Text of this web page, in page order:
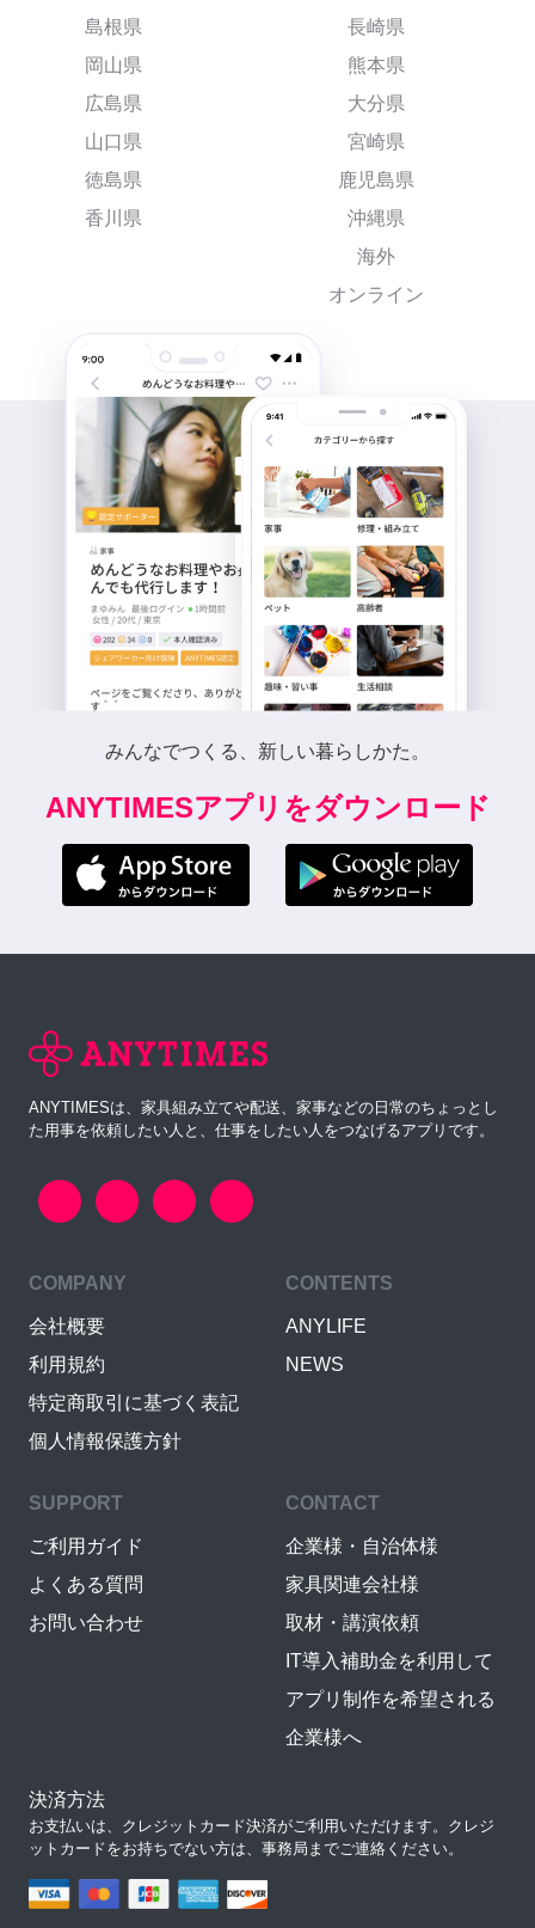
島根県
岡山県
広島県
山口県
徳島県
香川県
長崎県
熊本県
大分県
宮崎県
鹿児島県
沖縄県
海外
オンライン
みんなでつくる、新しい暮らしかた。
ANYTIMESアプリをダウンロード
ANYTIMESは、家具組み立てや配送、家事などの日常のちょっとし
た用事を依頼したい人と、仕事をしたい人をつなげるアプリです。
COMPANY
会社概要
利用規約
特定商取引に基づく表記
個人情報保護方針
CONTENTS
ANYLIFE
NEWS
SUPPORT
ご利用ガイド
よくある質問
お問い合わせ
CONTACT
企業様・自治体様
家具関連会社様
取材・講演依頼
IT導入補助金を利用して
アプリ制作を希望される
企業様へ
決済方法
お支払いは、クレジットカード決済がご利用いただけます。クレジ
ットカードをお持ちでない方は、事務局までご連絡ください。